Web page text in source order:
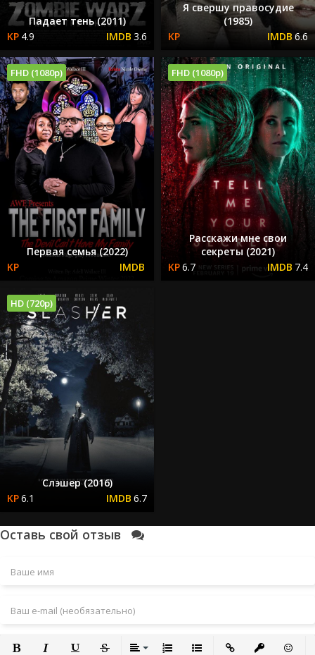
Падает тень (2011)
4.9
3.6
Я свершу правосудие
(1985)
6.6
FHD (1080p)
Первая семья (2022)
FHD (1080p)
Расскажи мне свои
секреты (2021)
6.7
7.4
HD (720p)
Слэшер (2016)
6.1
6.7
Оставь свой отзыв